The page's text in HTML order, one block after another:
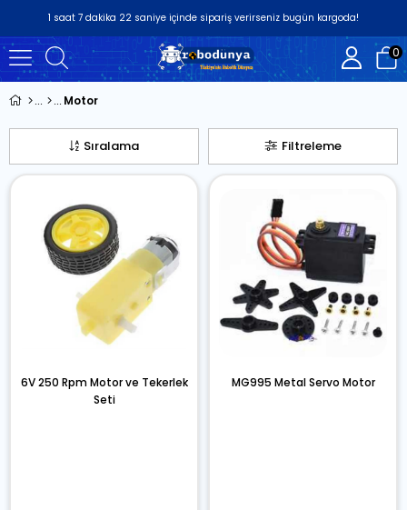
saat7 dakika21saniyeiçinde sipariş verirseniz bugünkargoda!
0
Motor
Filtreleme
Sıralama
6V 250 Rpm Motor ve Tekerlek
Seti
MG995 Metal Servo Motor